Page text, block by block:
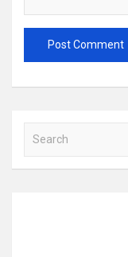
a